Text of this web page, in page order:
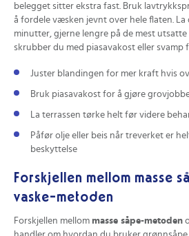
belegget sitter ekstra fast. Bruk
å fordele væsken jevnt over hele flaten. La
minutter, gjerne lengre på de mest
skrubber du med piasavakost eller svamp
Juster blandingen for mer kraft hvis
Bruk piasavakost for å gjøre
La terrassen tørke helt før videre
Påfør olje eller beis når treverket er
beskyttelse
Forskjellen mellom masse
vaske-metoden
Forskjellen mellom masse såpe-metoden